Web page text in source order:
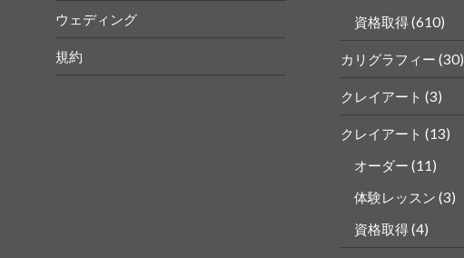
ウェディング
規約
資格取得(610)
カリグラフィー (30)
クレイアート (3)
クレイアート (13)
オーダー (11)
体験レッスン (3)
資格取得(4)